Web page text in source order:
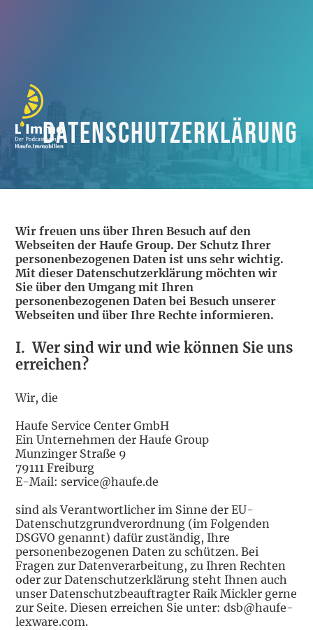
Datenschutzerklärung
Wir freuen uns über Ihren Besuch auf den
Webseiten der Haufe Group. Der Schutz Ihrer
personenbezogenen Daten ist uns sehr wichtig.
Mit dieser Datenschutzerklärung möchten wir
Sie über den Umgang mit Ihren
personenbezogenen Daten bei Besuch unserer
Webseiten und über Ihre Rechte informieren.
I. Wer sind wir und wie können Sie uns
erreichen?
Wir, die
Haufe Service Center GmbH
Ein Unternehmen der Haufe Group
Munzinger Straße 9
79111 Freiburg
E-Mail: service@haufe.de
sind als Verantwortlicher im Sinne der EU-
Datenschutzgrundverordnung (im Folgenden
DSGVO genannt) dafür zuständig, Ihre
personenbezogenen Daten zu schützen. Bei
Fragen zur Datenverarbeitung, zu Ihren Rechten
oder zur Datenschutzerklärung steht Ihnen auch
unser Datenschutzbeauftragter Raik Mickler gerne
zur Seite. Diesen erreichen Sie unter: dsb@haufe-
lexware.com.